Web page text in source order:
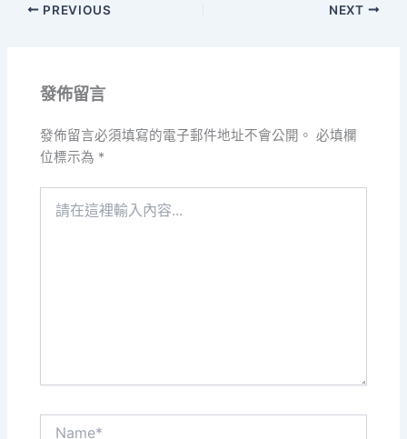
PREVIOUS NEXT
發佈留言
發佈留言必須填寫的電子郵件地址不會公開。 必填欄
位標示為 *